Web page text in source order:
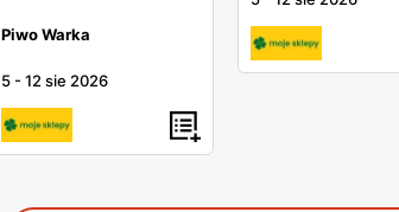
Piwo Warka
5 -12 sie 2026